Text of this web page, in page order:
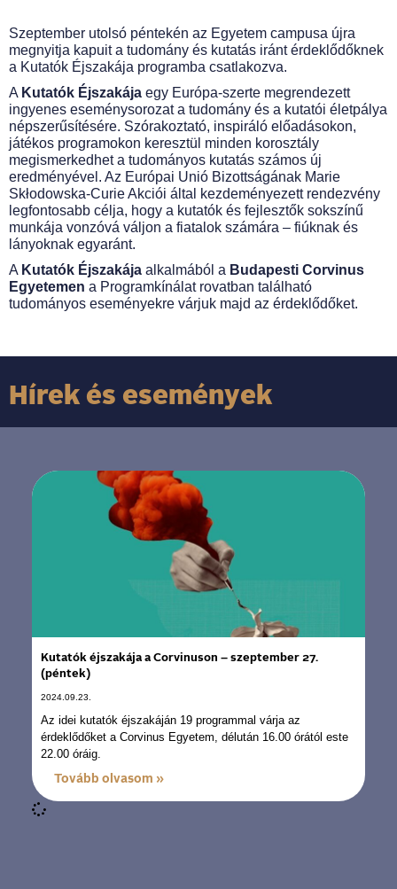
Szeptember utolsó péntekén az Egyetem campusa újra
megnyitja kapuit a tudomány és kutatás iránt érdeklődőknek
a Kutatók Éjszakája programba csatlakozva.
A Kutatók Éjszakája egy Európa-szerte megrendezett
ingyenes eseménysorozat a tudomány és a kutatói életpálya
népszerűsítésére. Szórakoztató, inspiráló előadásokon,
játékos programokon keresztül minden korosztály
megismerkedhet a tudományos kutatás számos új
eredményével. Az Európai Unió Bizottságának Marie
Skłodowska-Curie Akciói által kezdeményezett rendezvény
legfontosabb célja, hogy a kutatók és fejlesztők sokszínű
munkája vonzóvá váljon a fiatalok számára – fiúknak és
lányoknak egyaránt.
A Kutatók Éjszakája alkalmából a Budapesti Corvinus
Egyetemen a Programkínálat rovatban található
tudományos eseményekre várjuk majd az érdeklődőket.
Hírek és események
Kutatók éjszakája a Corvinuson – szeptember 27.
(péntek)
2024.09.23.
Az idei kutatók éjszakáján 19 programmal várja az
érdeklődőket a Corvinus Egyetem, délután 16.00 órától este
22.00 óráig.
‎ ‎ ‎ ‎ ‎ Tovább olvasom »